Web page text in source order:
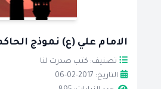
الامام علي (ع) نموذج
تصنيف: كتب صدرت لنا
التاريخ: 2017-02-06